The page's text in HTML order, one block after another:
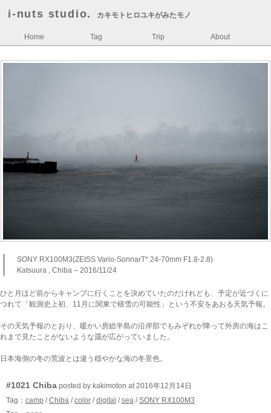
i-nuts studio. カキモトヒロユキがみたモノ
Home Tag Trip About
SONY RX100M3(ZEISS Vario-SonnarT* 24-70mm F1.8-2.8)
Katsuura , Chiba – 2016/11/24
ひと月ほど前からキャンプに行くことを決めていたのだけれども、予定が近づくに
つれて「観測史上初、11月に関東で積雪の可能性」という不安をあおる天気予報。
その天気予報のとおり、暖かい房総半島の沿岸部でもみぞれが降って外房の海はこ
れまで見たことがないような靄が広がっていました。
日本海側の冬の荒波とは違う穏やかな海の冬景色。
#1021 Chiba posted by kakimoton at 2016年12月14日
Tag： camp /Chiba /color /digital /sea /SONY RX100M3